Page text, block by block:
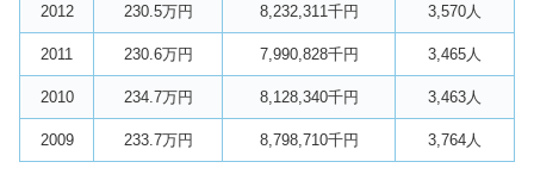
2012 230.5万円 8,232,311千円 3,570人
2011 230.6万円 7,990,828千円 3,465人
2010 234.7万円 8,128,340千円 3,463人
2009 233.7万円 8,798,710千円 3,764人